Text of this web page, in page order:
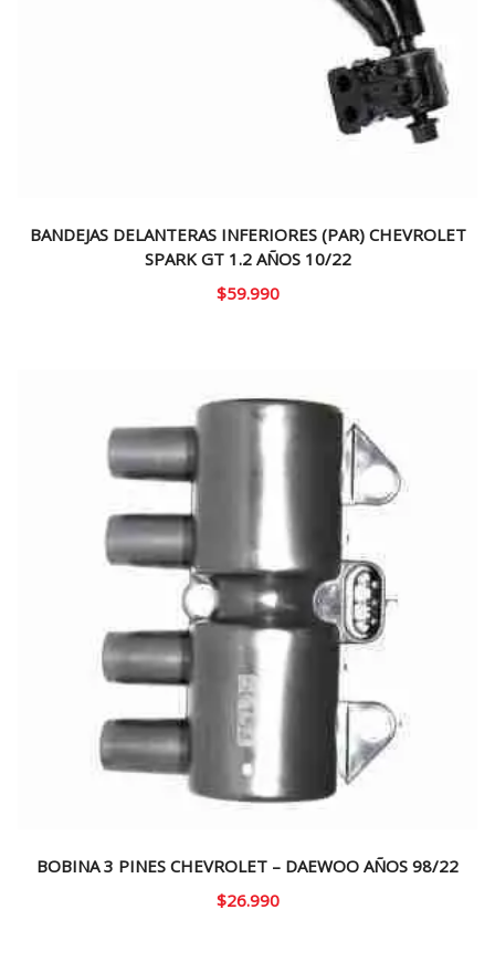
BANDEJAS DELANTERAS INFERIORES (PAR) CHEVROLET
SPARK GT 1.2 AÑOS 10/22
$59.990
BOBINA 3 PINES CHEVROLET – DAEWOO AÑOS 98/22
$26.990